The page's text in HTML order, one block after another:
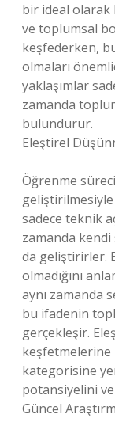
bir ideal olarak
ve toplumsal
keşfederken,
olmaları
yaklaşımlar
zamanda
bulundurur.
Eleştirel
Öğrenme
sadece teknik
zamanda kendi
da geliştirirler.
olmadığını
aynı zamanda
bu ifadenin
gerçekleşir.
keşfetmelerine
kategorisine
potansiyelini
Güncel